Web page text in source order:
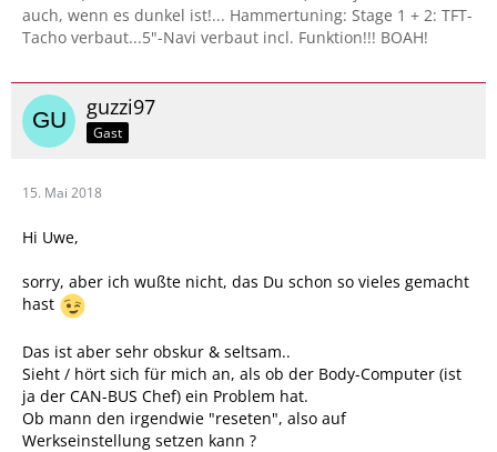
auch, wenn es dunkel ist!... Hammertuning: Stage 1 + 2: TFT-
Tacho verbaut...5"-Navi verbaut incl. Funktion!!! BOAH!
guzzi97
Gast
15. Mai 2018
Hi Uwe,
sorry, aber ich wußte nicht, das Du schon so vieles gemacht
hast
Das ist aber sehr obskur & seltsam..
Sieht / hört sich für mich an, als ob der Body-Computer (ist
ja der CAN-BUS Chef) ein Problem hat.
Ob mann den irgendwie "reseten", also auf
Werkseinstellung setzen kann ?